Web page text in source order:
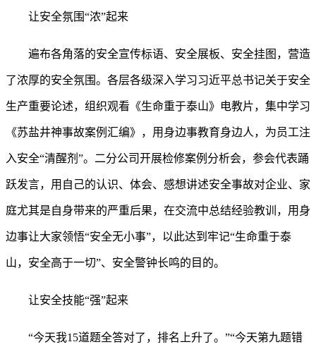
让安全氛围“浓”起来
遍布各角落的安全宣传标语、安全展板、安全挂图，营造
了浓厚的安全氛围。各层各级深入学习习近平总书记关于安全
生产重要论述，组织观看《生命重于泰山》电教片，集中学习
《苏盐井神事故案例汇编》，用身边事教育身边人，为员工注
入安全“清醒剂”。二分公司开展检修案例分析会，参会代表踊
跃发言，用自己的认识、体会、感想讲述安全事故对企业、家
庭尤其是自身带来的严重后果，在交流中总结经验教训，用身
边事让大家领悟“安全无小事”，以此达到牢记“生命重于泰
山，安全高于一切”、安全警钟长鸣的目的。
让安全技能“强”起来
“今天我15道题全答对了，排名上升了。”“今天第九题错